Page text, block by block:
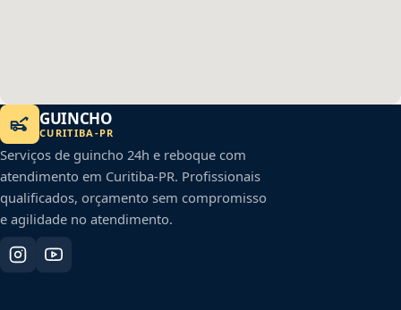
GUINCHO
CURITIBA -PR
Serviços de guincho 24h e reboque com
atendimento em Curitiba-PR. Profissionais
qualificados, orçamento sem compromisso
e agilidade no atendimento.